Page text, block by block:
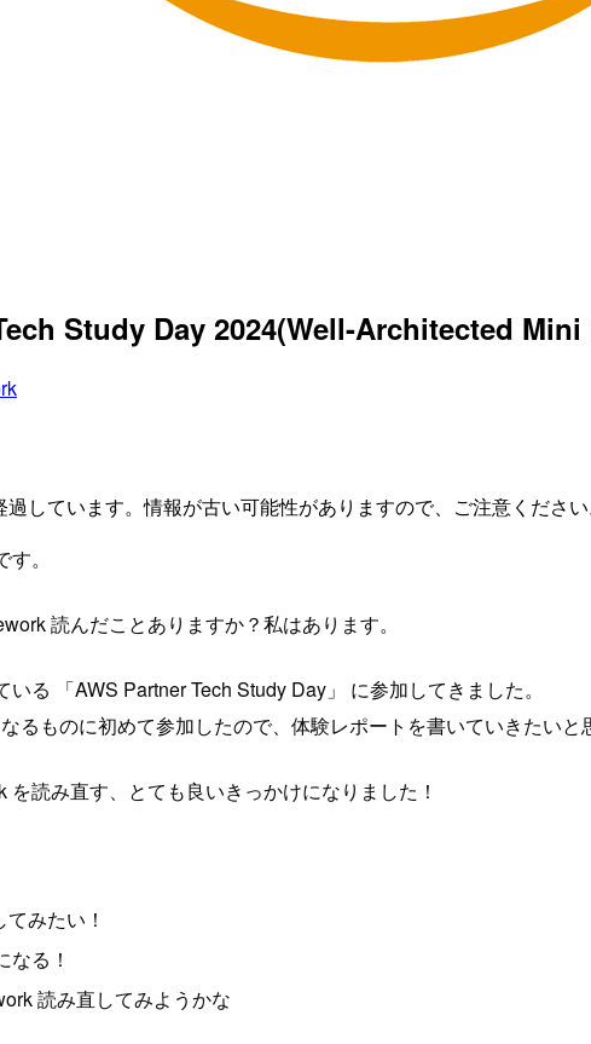
Study Day 2024(Well-Architected
しています。情報が古い可能性がありますので、ご注意ください
。
読んだことありますか？私はあります。
る 「AWS Partner Tech Study Day」 に参加してきました。
るものに初めて参加したので、体験レポートを書いていきたいと
読み直す、とても良いきっかけになりました！
みたい！
る！
読み直してみようかな